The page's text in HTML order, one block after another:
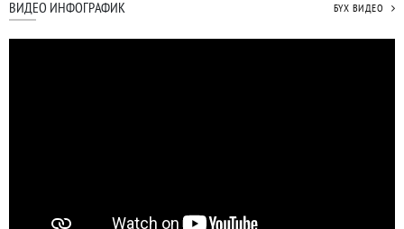
ВИДЕО ИНФОГРАФИК БҮХ ВИДЕО